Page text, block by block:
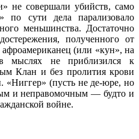
не совершали убийств, само
по сути дела парализовало
меньшинства. Достаточно
полученного от
(или «кун», на
не приблизился к
Клан и без пролития крови
«Ниггер» (пусть не де-юре, но
и неправомочным — будто и
войне.